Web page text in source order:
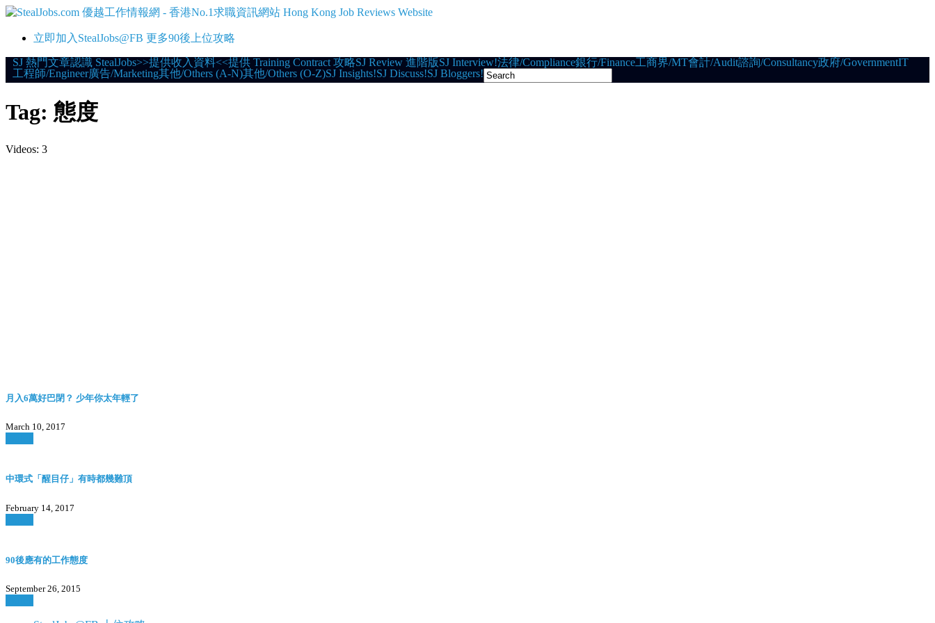
立即加入StealJobs@FB 更多90後上位攻略
Skip
to
SJ 熱門文章認識 StealJobs>>提供收入資料<<提供 Training Contract 攻略SJ Review 進階版SJ Interview!法律/Compliance銀行/Finance工商界/MT會計/Audit諮詢/Consultancy政府/GovernmentIT
工程師/Engineer廣告/Marketing其他/Others (A-N)其他/Others (O-Z)SJ Insights!SJ Discuss!SJ Bloggers!
Tag: 態度
Videos: 3
月入6萬好巴閉？ 少年你太年輕了
March 10, 2017
中環式「醒目仔」有時都幾難頂
February 14, 2017
90後應有的工作態度
September 26, 2015